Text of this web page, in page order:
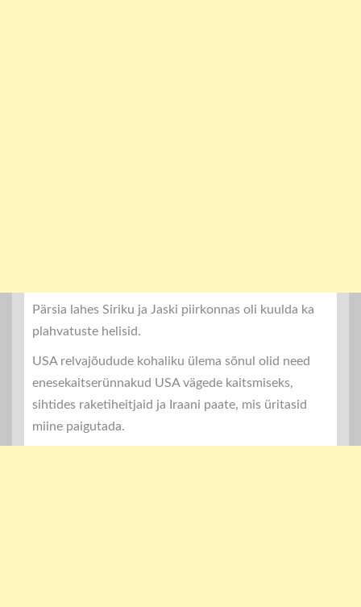
Pärsia lahes Siriku ja Jaski piirkonnas oli kuulda ka
plahvatuste helisid.
USA relvajõudude kohaliku ülema sõnul olid need
enesekaitserünnakud USA vägede kaitsmiseks,
sihtides raketiheitjaid ja Iraani paate, mis üritasid
miine paigutada.